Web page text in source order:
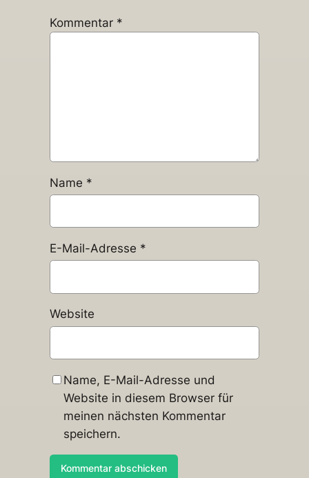
Kommentar *
Name *
E-Mail-Adresse *
Website
Name, E-Mail-Adresse und
Website in diesem Browser für
meinen nächsten Kommentar
speichern.